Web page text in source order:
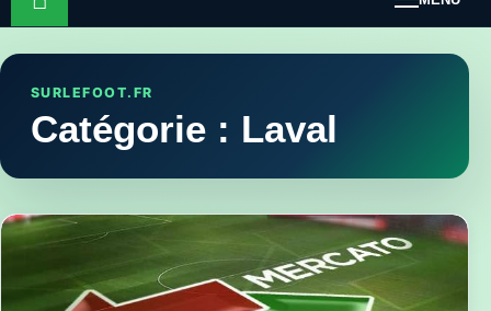
SURLEFOOT.FR
Catégorie : Laval